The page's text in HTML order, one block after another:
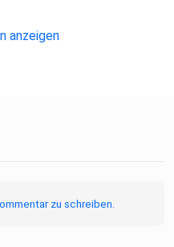
anzeigen
zu schreiben.